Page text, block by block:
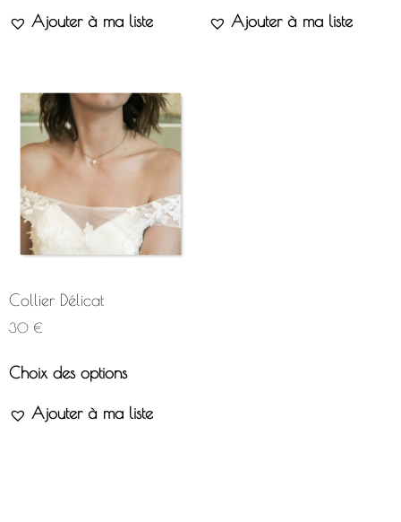
Ajouter à ma liste Ajouter à ma liste
Collier Délicat
30 €
Choix des options
Ajouter à ma liste